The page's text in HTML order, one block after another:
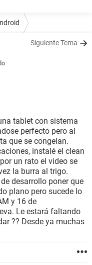
Siguiente Tema
tablet con sistema
perfecto pero al
que se congelan.
instalé el clean
un rato el video se
la burra al trigo.
desarrollo poner que
plano pero sucede lo
y 16 de
Le estará faltando
?? Desde ya muchas